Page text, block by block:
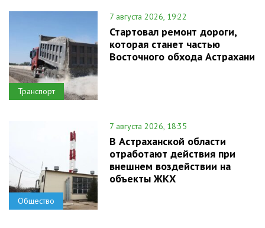
Транспорт
7 августа 2026, 19:22
Стартовал ремонт дороги,
которая станет частью
Восточного обхода Астрахани
Общество
7 августа 2026, 18:35
В Астраханской области
отработают действия при
внешнем воздействии на
объекты ЖКХ